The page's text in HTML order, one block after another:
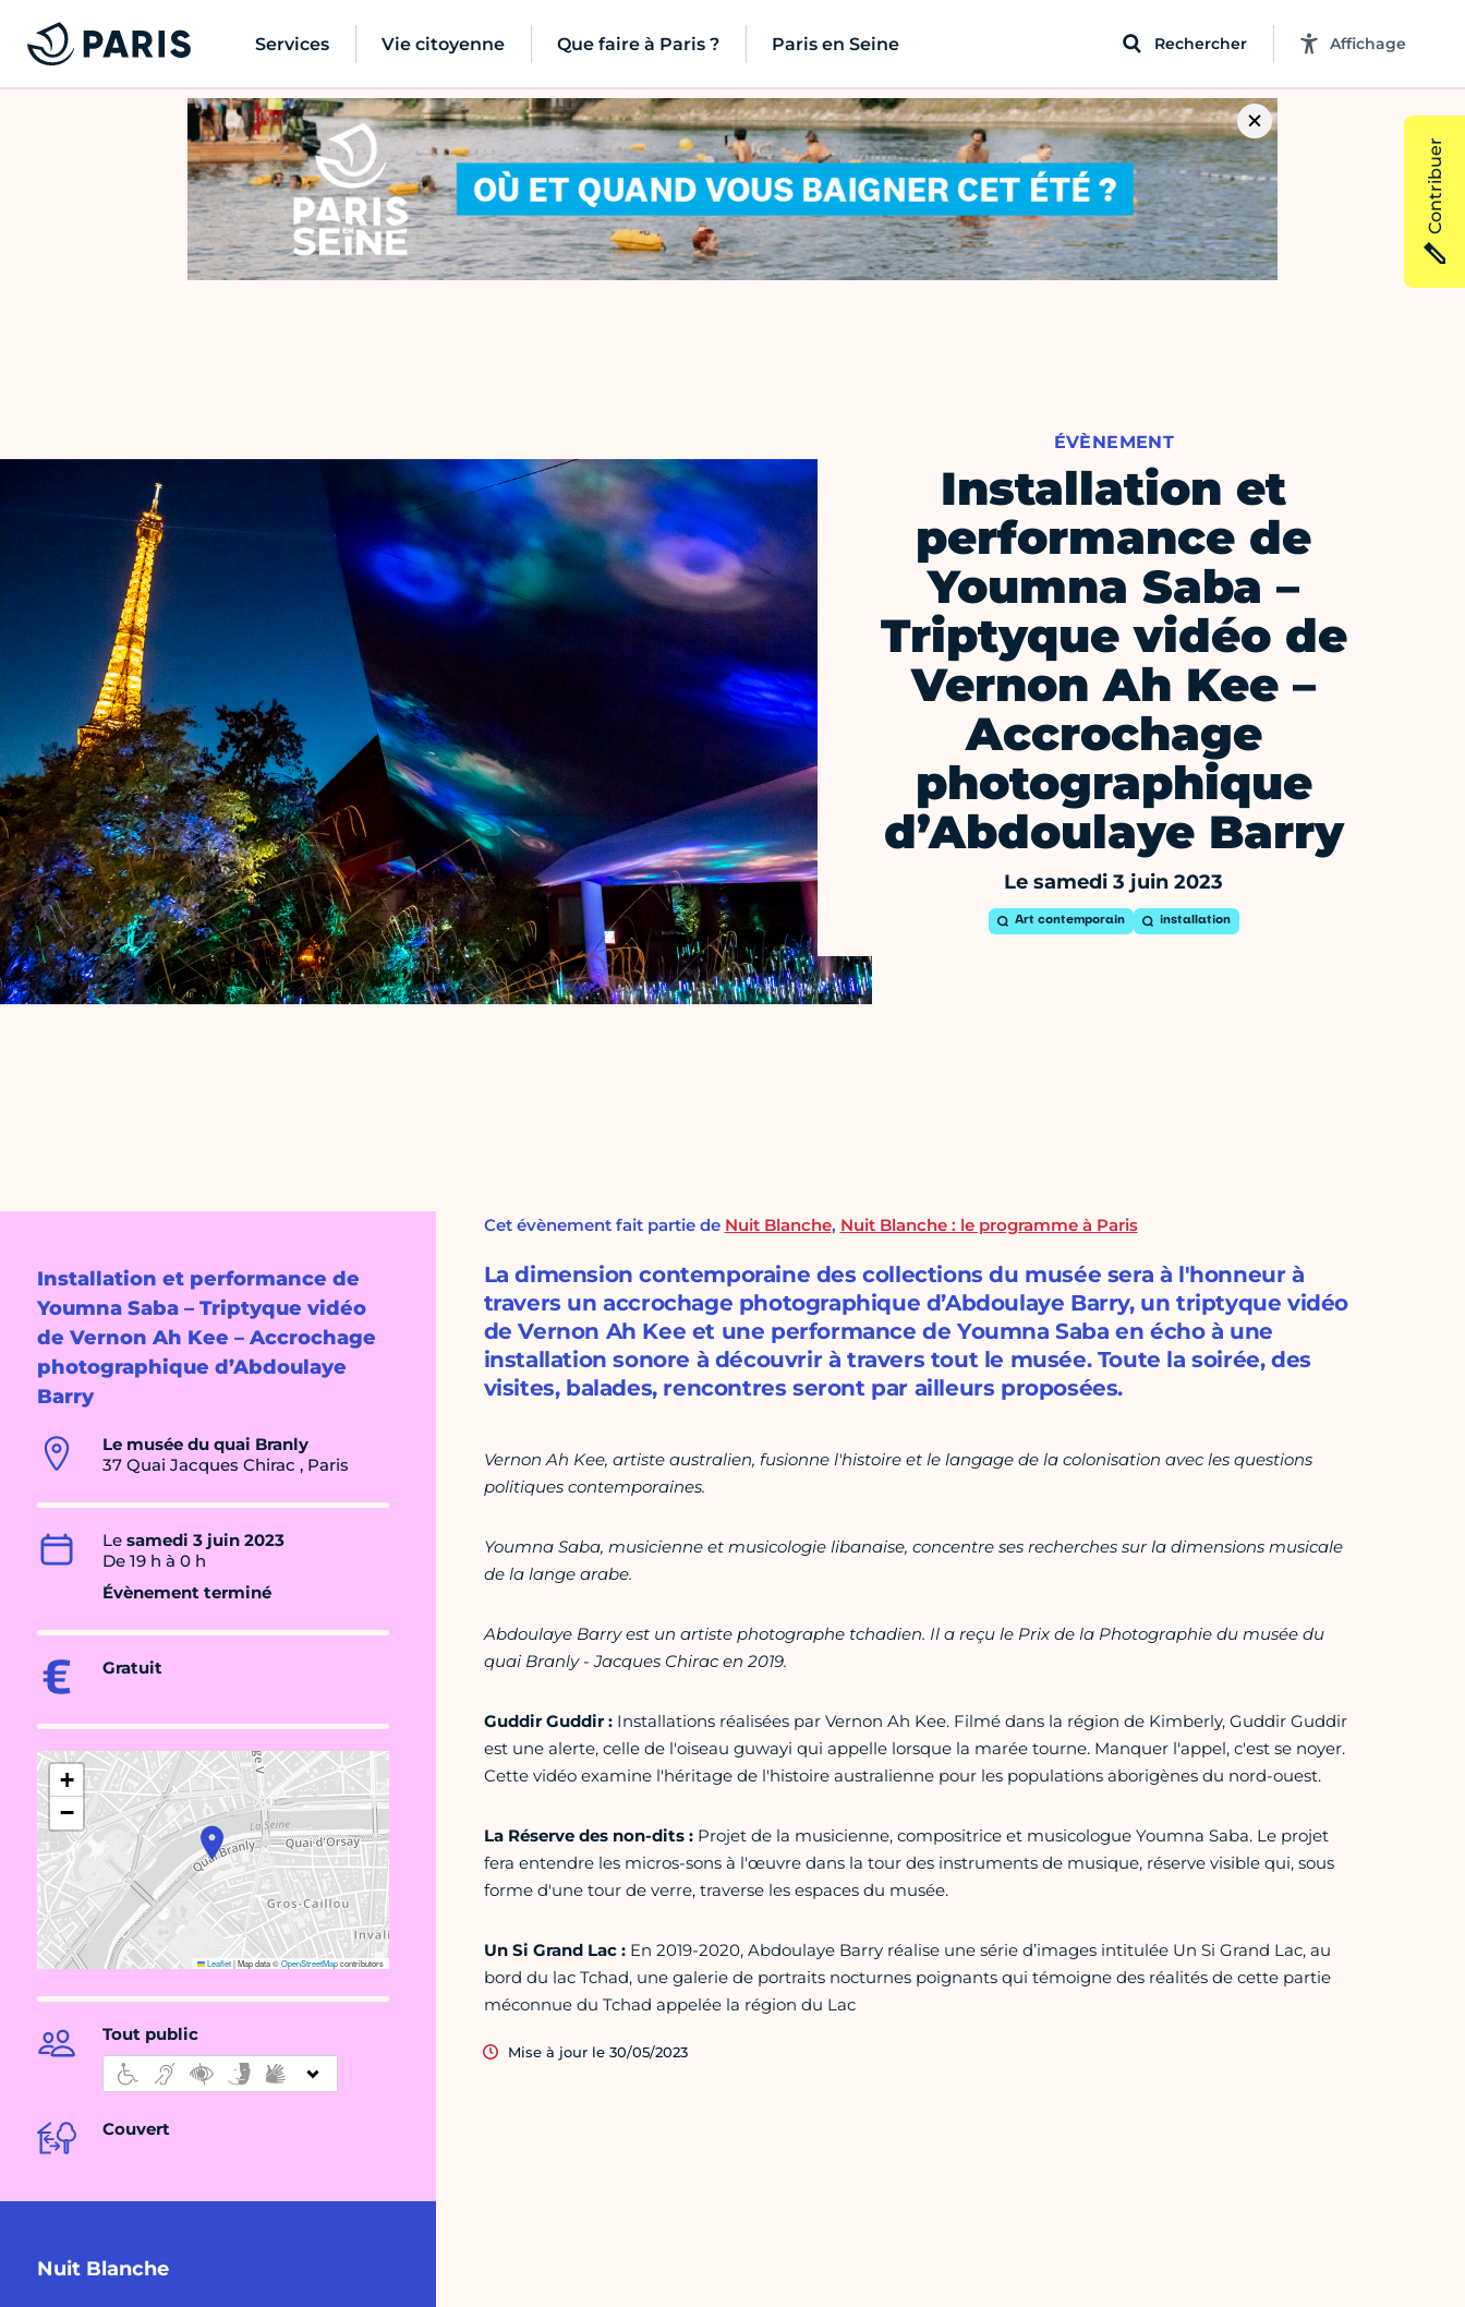
Services Vie citoyenne Que faire à Paris ? Paris en Seine Rechercher Affichage
ÉVÈNEMENT
Installation et
performance de
Youmna Saba –
Triptyque vidéo de
Vernon Ah Kee –
Accrochage
photographique
d’Abdoulaye Barry
Le samedi 3 juin 2023
Art contemporain installation
Installation et performance de
Youmna Saba – Triptyque vidéo
de Vernon Ah Kee – Accrochage
photographique d’Abdoulaye
Barry
Le musée du quai Branly
37 Quai Jacques Chirac , Paris
Le samedi 3 juin 2023
De 19 h à 0 h
Évènement terminé
Gratuit
+
−
Leaflet|Map data ©OpenStreetMapcontributors
Tout public
Couvert
Nuit Blanche
Cet évènement fait partie de Nuit Blanche, Nuit Blanche : le programme à Paris
La dimension contemporaine des collections du musée sera à l'honneur à
travers un accrochage photographique d’Abdoulaye Barry, un triptyque vidéo
de Vernon Ah Kee et une performance de Youmna Saba en écho à une
installation sonore à découvrir à travers tout le musée. Toute la soirée, des
visites, balades, rencontres seront par ailleurs proposées.
Vernon Ah Kee, artiste australien, fusionne l'histoire et le langage de la colonisation avec les questions
politiques contemporaines.
Youmna Saba, musicienne et musicologie libanaise, concentre ses recherches sur la dimensions musicale
de la lange arabe.
Abdoulaye Barry est un artiste photographe tchadien. Il a reçu le Prix de la Photographie du musée du
quai Branly - Jacques Chirac en 2019.
Guddir Guddir :Installations réalisées par Vernon Ah Kee. Filmé dans la région de Kimberly, Guddir Guddir
est une alerte, celle de l'oiseau guwayi qui appelle lorsque la marée tourne. Manquer l'appel, c'est se noyer.
Cette vidéo examine l'héritage de l'histoire australienne pour les populations aborigènes du nord-ouest.
La Réserve des non-dits :Projet de la musicienne, compositrice et musicologue Youmna Saba. Le projet
fera entendre les micros-sons à l'œuvre dans la tour des instruments de musique, réserve visible qui, sous
forme d'une tour de verre, traverse les espaces du musée.
Un Si Grand Lac : En 2019-2020, Abdoulaye Barry réalise une série d’images intitulée Un Si Grand Lac, au
bord du lac Tchad, une galerie de portraits nocturnes poignants qui témoigne des réalités de cette partie
méconnue du Tchad appelée la région du Lac
Mise à jour le 30/05/2023
Contribuer